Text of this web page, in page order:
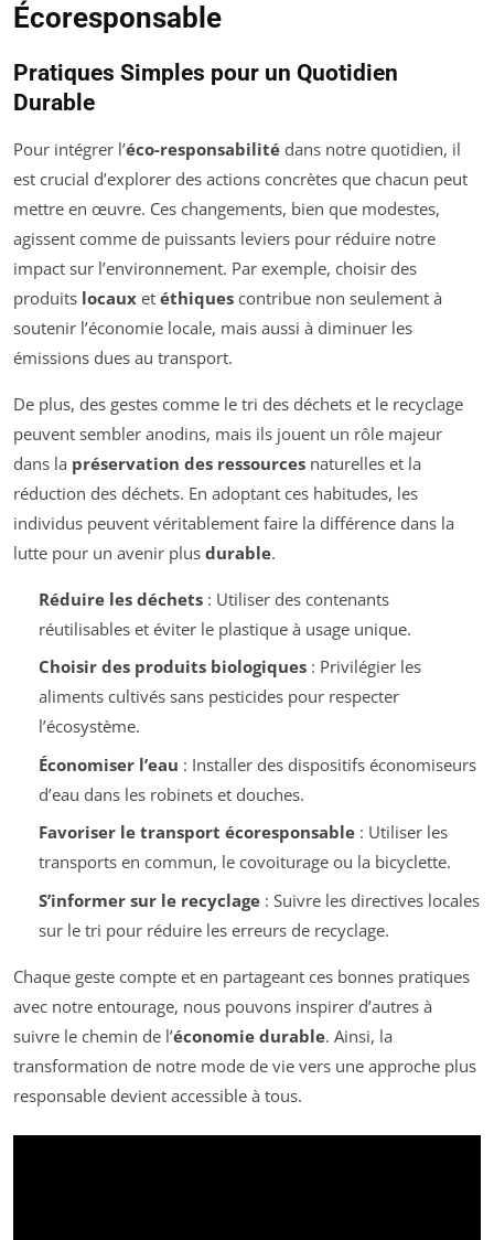
Écoresponsable
Pratiques Simples pour un Quotidien
Durable
Pour intégrer l’éco-responsabilité dans notre quotidien, il
est crucial d’explorer des actions concrètes que chacun peut
mettre en œuvre. Ces changements, bien que modestes,
agissent comme de puissants leviers pour réduire notre
impact sur l’environnement. Par exemple, choisir des
produits locaux et éthiques contribue non seulement à
soutenir l’économie locale, mais aussi à diminuer les
émissions dues au transport.
De plus, des gestes comme le tri des déchets et le recyclage
peuvent sembler anodins, mais ils jouent un rôle majeur
dans la préservation des ressources naturelles et la
réduction des déchets. En adoptant ces habitudes, les
individus peuvent véritablement faire la différence dans la
lutte pour un avenir plus durable.
Réduire les déchets: Utiliser des contenants
réutilisables et éviter le plastique à usage unique.
Choisir des produits biologiques: Privilégier les
aliments cultivés sans pesticides pour respecter
l’écosystème.
Économiser l’eau : Installer des dispositifs économiseurs
d’eau dans les robinets et douches.
Favoriser le transport écoresponsable: Utiliser les
transports en commun, le covoiturage ou la bicyclette.
S’informer sur le recyclage: Suivre les directives locales
sur le tri pour réduire les erreurs de recyclage.
Chaque geste compte et en partageant ces bonnes pratiques
avec notre entourage, nous pouvons inspirer d’autres à
suivre le chemin de l’économie durable. Ainsi, la
transformation de notre mode de vie vers une approche plus
responsable devient accessible à tous.